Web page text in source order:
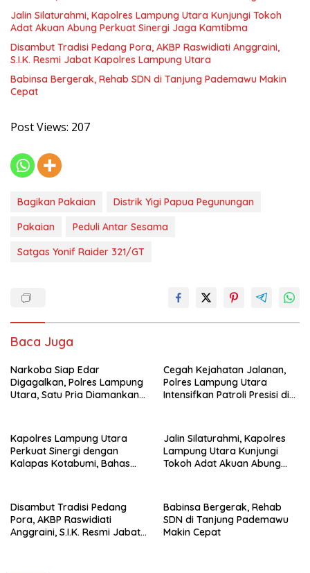
Jalin Silaturahmi, Kapolres Lampung Utara Kunjungi Tokoh
Adat Akuan Abung Perkuat Sinergi Jaga Kamtibma
Disambut Tradisi Pedang Pora, AKBP Raswidiati Anggraini,
S.I.K. Resmi Jabat Kapolres Lampung Utara
Babinsa Bergerak, Rehab SDN di Tanjung Pademawu Makin
Cepat
Post Views: 207
Bagikan Pakaian
Distrik Yigi Papua Pegunungan
Pakaian
Peduli Antar Sesama
Satgas Yonif Raider 321/GT
Baca Juga
Narkoba Siap Edar
Digagalkan, Polres Lampung
Utara, Satu Pria Diamankan
Cegah Kejahatan Jalanan,
Polres Lampung Utara
Intensifkan Patroli Presisi di
Kapolres Lampung Utara
Perkuat Sinergi dengan
Kalapas Kotabumi, Bahas
Jalin Silaturahmi, Kapolres
Lampung Utara Kunjungi
Tokoh Adat Akuan Abung
Disambut Tradisi Pedang
Pora, AKBP Raswidiati
Anggraini, S.I.K. Resmi Jabat
Babinsa Bergerak, Rehab
SDN di Tanjung Pademawu
Makin Cepat